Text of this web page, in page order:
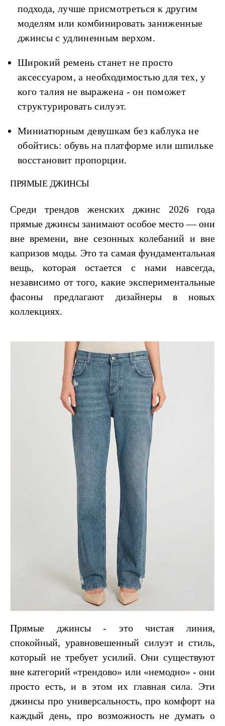
подхода, лучше присмотреться к другим
моделям или комбинировать заниженные
джинсы с удлиненным верхом.
Широкий ремень станет не просто
аксессуаром, а необходимостью для тех, у
кого талия не выражена - он поможет
структурировать силуэт.
Миниатюрным девушкам без каблука не
обойтись: обувь на платформе или шпильке
восстановит пропорции.
ПРЯМЫЕ ДЖИНСЫ
Среди трендов женских джинс 2026 года
прямые джинсы занимают особое место — они
вне времени, вне сезонных колебаний и вне
капризов моды. Это та самая фундаментальная
вещь, которая остается с нами навсегда,
независимо от того, какие экспериментальные
фасоны предлагают дизайнеры в новых
коллекциях.
Прямые джинсы - это чистая линия,
спокойный, уравновешенный силуэт и стиль,
который не требует усилий. Они существуют
вне категорий «трендово» или «немодно» - они
просто есть, и в этом их главная сила. Эти
джинсы про универсальность, про комфорт на
каждый день, про возможность не думать о